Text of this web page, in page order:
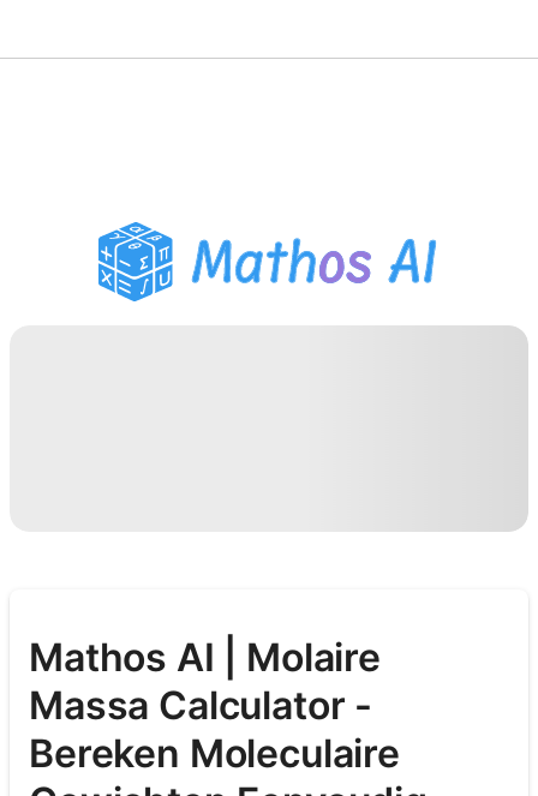
PDF Huiswerk Helper
Studietools
Mathos AI | Molaire
Massa Calculator -
Bereken Moleculaire